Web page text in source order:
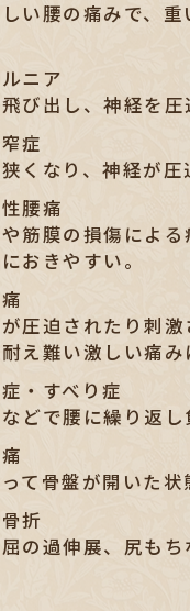
い腰の痛みで、
ニア
び出し、神経を
症
くなり、神経が
腰痛
筋膜の損傷によ
おきやすい。
圧迫されたり刺
え難い激しい痛み
・すべり症
どで腰に繰り返
て骨盤が開いた状
折
の過伸展、尻も